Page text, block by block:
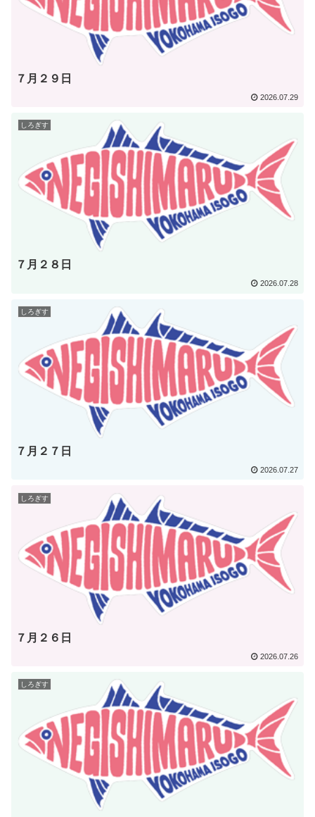
７月２９日
2026.07.29
しろぎす
７月２８日
2026.07.28
しろぎす
７月２７日
2026.07.27
しろぎす
７月２６日
2026.07.26
しろぎす